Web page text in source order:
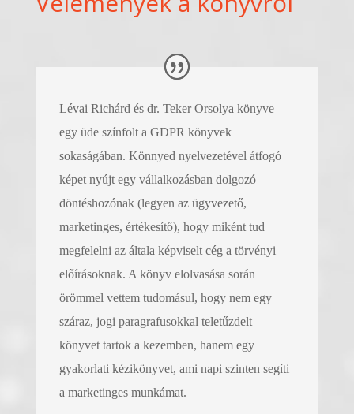
Lévai Richárd és dr. Teker Orsolya könyve
egy üde színfolt a GDPR könyvek
sokaságában. Könnyed nyelvezetével átfogó
képet nyújt egy vállalkozásban dolgozó
döntéshozónak (legyen az ügyvezető,
marketinges, értékesítő), hogy miként tud
megfelelni az általa képviselt cég a törvényi
előírásoknak. A könyv elolvasása során
örömmel vettem tudomásul, hogy nem egy
száraz, jogi paragrafusokkal teletűzdelt
könyvet tartok a kezemben, hanem egy
gyakorlati kézikönyvet, ami napi szinten segíti
a marketinges munkámat.